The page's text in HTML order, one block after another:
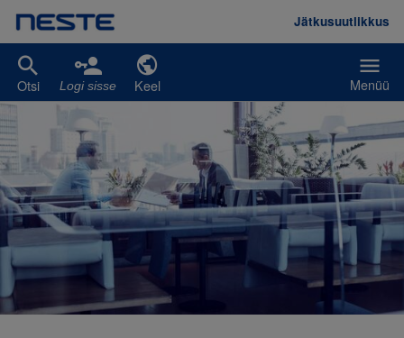
Liigu edasi põhisisu juurde
Menüü
Jätkusuutlikkus
Otsi Logi sisse Keel